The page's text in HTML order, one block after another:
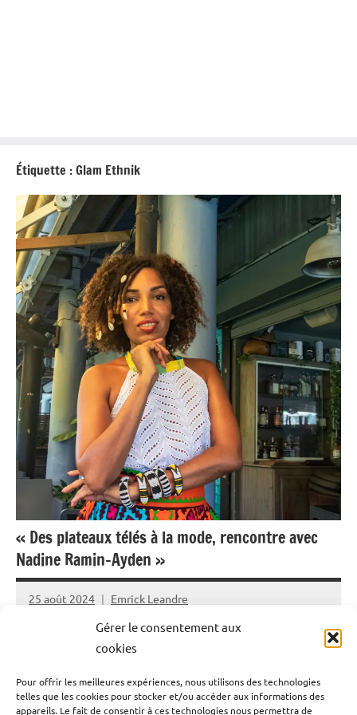
Gérer le consentement aux
cookies
Pour offrir les meilleures expériences, nous utilisons des technologies
telles que les cookies pour stocker et/ou accéder aux informations des
appareils. Le fait de consentir à ces technologies nous permettra de
Étiquette :Glam Ethnik
« Des plateaux télés à la mode, rencontre avec
Nadine Ramin-Ayden »
25 août 2024 Emrick Leandre
Elle est journaliste, animatrice tv, entrepreneure et
arc. Depuis plus de deux décennies, elle a su faire de ses
passions les réalités de sa vie. De passage en Guadeloupe